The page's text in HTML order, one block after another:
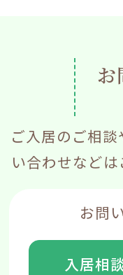
ご入居のご相
い合わせなどは
お問
入居相